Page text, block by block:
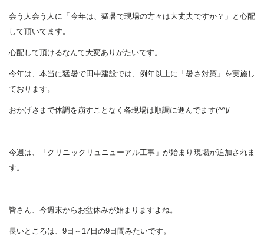
会う人会う人に「今年は、猛暑で現場の方々は大丈夫ですか？」と心配
して頂いてます。
心配して頂けるなんて大変ありがたいです。
今年は、本当に猛暑で田中建設では、例年以上に「暑さ対策」を実施し
ております。
おかげさまで体調を崩すことなく各現場は順調に進んでます(^^)/
今週は、「クリニックリュニューアル工事」が始まり現場が追加されま
す。
皆さん、今週末からお盆休みが始まりますよね。
長いところは、9日～17日の9日間みたいです。